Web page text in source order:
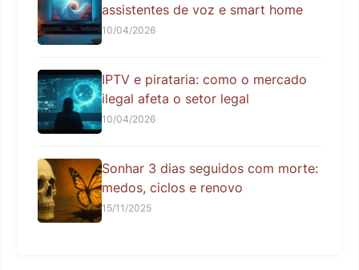
assistentes de voz e smart home
10/04/2026
IPTV e pirataria: como o mercado
ilegal afeta o setor legal
10/04/2026
Sonhar 3 dias seguidos com morte:
medos, ciclos e renovo
15/11/2025